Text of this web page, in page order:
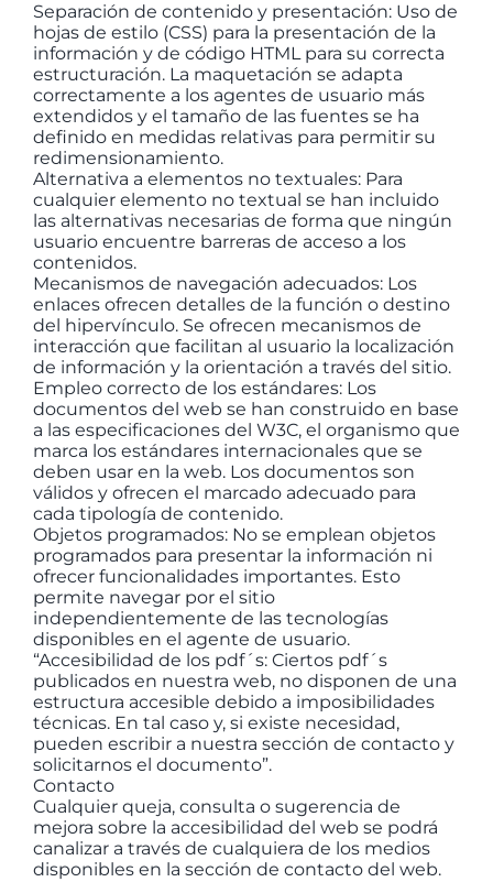
Separación de contenido y presentación: Uso de
hojas de estilo (CSS) para la presentación de la
información y de código HTML para su correcta
estructuración. La maquetación se adapta
correctamente a los agentes de usuario más
extendidos y el tamaño de las fuentes se ha
definido en medidas relativas para permitir su
redimensionamiento.
Alternativa a elementos no textuales: Para
cualquier elemento no textual se han incluido
las alternativas necesarias de forma que ningún
usuario encuentre barreras de acceso a los
contenidos.
Mecanismos de navegación adecuados: Los
enlaces ofrecen detalles de la función o destino
del hipervínculo. Se ofrecen mecanismos de
interacción que facilitan al usuario la localización
de información y la orientación a través del sitio.
Empleo correcto de los estándares: Los
documentos del web se han construido en base
a las especificaciones del W3C, el organismo que
marca los estándares internacionales que se
deben usar en la web. Los documentos son
válidos y ofrecen el marcado adecuado para
cada tipología de contenido.
Objetos programados: No se emplean objetos
programados para presentar la información ni
ofrecer funcionalidades importantes. Esto
permite navegar por el sitio
independientemente de las tecnologías
disponibles en el agente de usuario.
“Accesibilidad de los pdf´s: Ciertos pdf´s
publicados en nuestra web, no disponen de una
estructura accesible debido a imposibilidades
técnicas. En tal caso y, si existe necesidad,
pueden escribir a nuestra sección de contacto y
solicitarnos el documento”.
Contacto
Cualquier queja, consulta o sugerencia de
mejora sobre la accesibilidad del web se podrá
canalizar a través de cualquiera de los medios
disponibles en la sección de contacto del web.